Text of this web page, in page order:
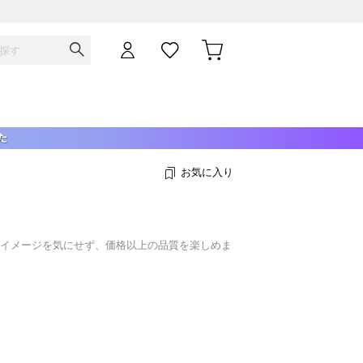
お気に入り
メージを気にせず、価格以上の品質を楽しめま